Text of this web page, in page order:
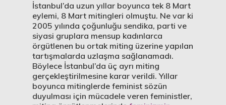
İstanbul’da uzun yıllar boyunca tek 8 Mart
eylemi, 8 Mart mitingleri olmuştu. Ne var ki
2005 yılında çoğunluğu sendika, parti ve
siyasi gruplara mensup kadınlarca
örgütlenen bu ortak miting üzerine yapılan
tartışmalarda uzlaşma sağlanamadı.
Böylece İstanbul’da üç ayrı miting
gerçekleştirilmesine karar verildi. Yıllar
boyunca mitinglerde feminist sözün
duyulması için mücadele veren feministler,